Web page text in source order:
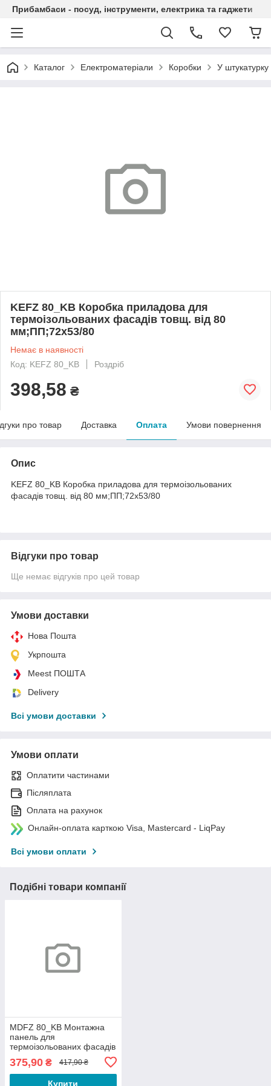
Прибамбаси - посуд, інструменти, електрика та гаджети
Каталог Електроматеріали Коробки У штукатурку
KEFZ 80_KB Коробка приладова для
термоізольованих фасадів товщ. від 80
мм;ПП;72х53/80
Немає в наявності
Код: KEFZ 80_KB
Роздріб
398,58 ₴
про товар Доставка Оплата Умови повернення
Опис
KEFZ 80_KB Коробка приладова для термоізольованих
фасадів товщ. від 80 мм;ПП;72х53/80
Відгуки про товар
Ще немає відгуків про цей товар
Умови доставки
Нова Пошта
Укрпошта
Meest ПОШТА
Delivery
Всі умови доставки
Умови оплати
Оплатити частинами
Післяплата
Оплата на рахунок
Онлайн-оплата карткою Visa, Mastercard - LiqPay
Всі умови оплати
Подібні товари компанії
MDFZ 80_KB Монтажна
панель для
термоізольованих фасадів
мм;ПП;72х53/80
375,90 ₴ 417,90 ₴
Купити